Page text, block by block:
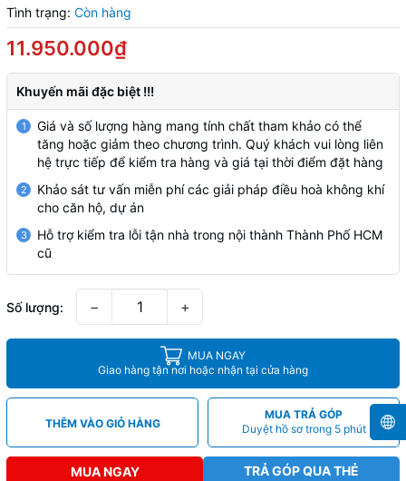
Tình trạng: Còn hàng
11.950.000₫
Khuyến mãi đặc biệt !!!
1
Giá và số lượng hàng mang tính chất tham khảo có thể
tăng hoặc giảm theo chương trình. Quý khách vui lòng liên
hệ trực tiếp để kiểm tra hàng và giá tại thời điểm đặt hàng
2
Khảo sát tư vấn miễn phí các giải pháp điều hoà không khí
cho căn hộ, dự án
3
Hỗ trợ kiểm tra lỗi tận nhà trong nội thành Thành Phố HCM
cũ
Số lượng: − +
MUA NGAY
Giao hàng tận nơi hoặc nhận tại cửa hàng
THÊM VÀO GIỎ HÀNG
MUA TRẢ GÓP
Duyệt hồ sơ trong 5 phút
MUA NGAY TRẢ GÓP QUA THẺ